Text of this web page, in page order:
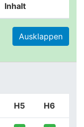
Inhalt
Ausklappen
H5 H6